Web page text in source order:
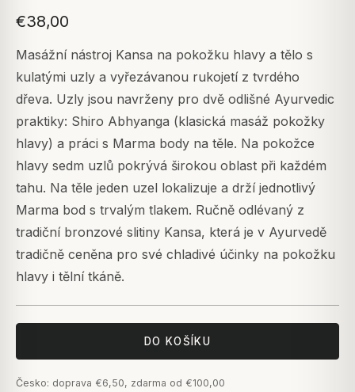
€38,00
Masážní nástroj Kansa na pokožku hlavy a tělo s
kulatými uzly a vyřezávanou rukojetí z tvrdého
dřeva. Uzly jsou navrženy pro dvě odlišné Ayurvedic
praktiky: Shiro Abhyanga (klasická masáž pokožky
hlavy) a práci s Marma body na těle. Na pokožce
hlavy sedm uzlů pokrývá širokou oblast při každém
tahu. Na těle jeden uzel lokalizuje a drží jednotlivý
Marma bod s trvalým tlakem. Ručně odlévaný z
tradiční bronzové slitiny Kansa, která je v Ayurvedě
tradičně ceněna pro své chladivé účinky na pokožku
hlavy i tělní tkáně.
DO KOŠÍKU
Česko: doprava €6,50, zdarma od €100,00